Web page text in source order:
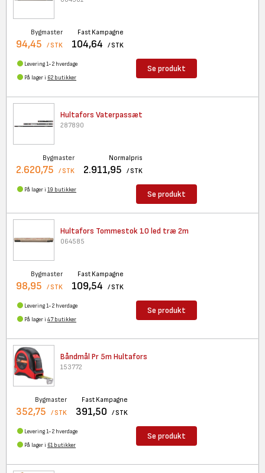
Bygmaster
94,45 / STK
Fast Kampagne
104,64 / STK
Levering 1-2 hverdage
På lager i 62 butikker
Se produkt
Hultafors Vaterpassæt
287890
Bygmaster
2.620,75 / STK
Normalpris
2.911,95 / STK
På lager i 19 butikker Se produkt
Hultafors Tommestok 10 led træ 2m
064585
Bygmaster
98,95 / STK
Fast Kampagne
109,54 / STK
Levering 1-2 hverdage
På lager i 47 butikker
Se produkt
Båndmål Pr 5m Hultafors
153772
Bygmaster
352,75 / STK
Fast Kampagne
391,50 / STK
Levering 1-2 hverdage
På lager i 61 butikker
Se produkt